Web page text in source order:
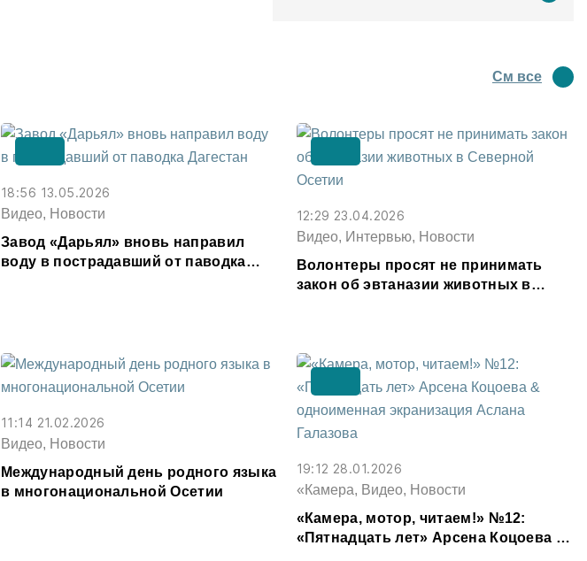
См все
18:56 13.05.2026
Видео, Новости
Завод «Дарьял» вновь направил
воду в пострадавший от паводка
12:29 23.04.2026
Видео, Интервью, Новости
Волонтеры просят не принимать
закон об эвтаназии животных в
11:14 21.02.2026
Видео, Новости
Международный день родного языка
в многонациональной Осетии
19:12 28.01.2026
«Камера, Видео, Новости
«Камера, мотор, читаем!» №12:
«Пятнадцать лет» Арсена Коцоева &